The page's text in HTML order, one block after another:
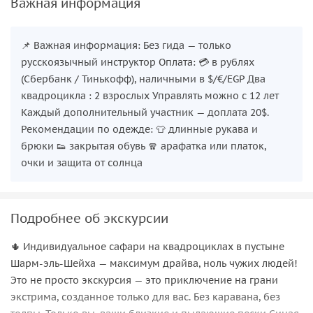
📌 Важная информация: Без гида — только
русскоязычный инструктор Оплата: 💳 в рублях
(Сбербанк / Тинькофф), наличными в $/€/EGP Два
квадроцикла : 2 взрослых Управлять можно с 12 лет
Каждый дополнительный участник — доплата 20$.
Рекомендации по одежде: 👕 длинные рукава и
брюки 👟 закрытая обувь 🧣 арафатка или платок,
очки и защита от солнца
Подробнее об экскурсии
🌵 Индивидуальное сафари на квадроциклах в пустыне
Шарм-эль-Шейха — максимум драйва, ноль чужих людей!
Это не просто экскурсия — это приключение на грани
экстрима, созданное только для вас. Без каравана, без